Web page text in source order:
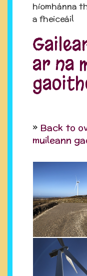
híomhánna
a fheiceáil
ar na
Back to
muileann